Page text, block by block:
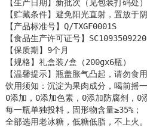
【生产日期】新批次（见包装打码处）
【贮藏条件】避免阳光直射，置放于
【产品标准号】Q/TXGF0001S
【食品生产许可证号】
【保质期】9个月
【规格】礼盒装/盒（200gx6瓶）
【温馨提示】瓶盖胀气凸起，请勿食
饮用须知：沉淀为果肉成分，喝前摇一
0添加，0添加色素，0添加防腐剂，0
每一瓶单独投料，固形物含量≥35%；
全部选用老冰糖，低糖低脂，不上火。